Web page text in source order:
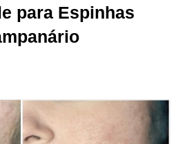
para Espinhas